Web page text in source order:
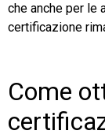
che anche per le
certificazione
Come